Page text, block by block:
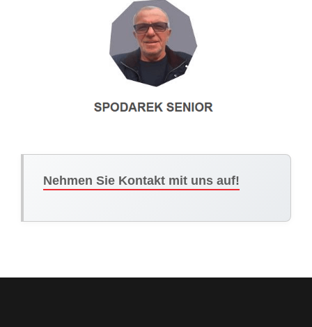
Nehmen Sie Kontakt mit uns auf!